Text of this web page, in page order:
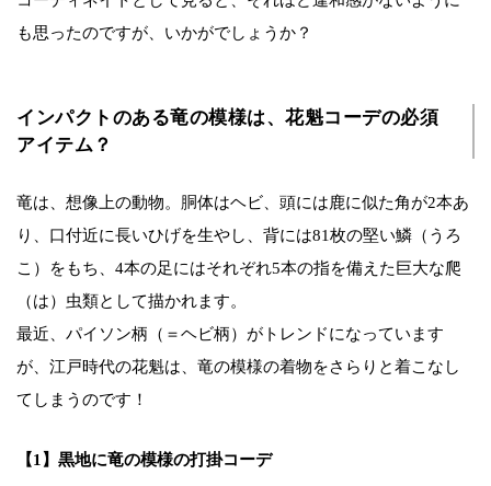
も思ったのですが、いかがでしょうか？
インパクトのある竜の模様は、花魁コーデの必須
アイテム？
竜は、想像上の動物。胴体はヘビ、頭には鹿に似た角が2本あ
り、口付近に長いひげを生やし、背には81枚の堅い鱗（うろ
こ）をもち、4本の足にはそれぞれ5本の指を備えた巨大な爬
（は）虫類として描かれます。
最近、パイソン柄（＝ヘビ柄）がトレンドになっています
が、江戸時代の花魁は、竜の模様の着物をさらりと着こなし
てしまうのです！
【1】黒地に竜の模様の打掛コーデ